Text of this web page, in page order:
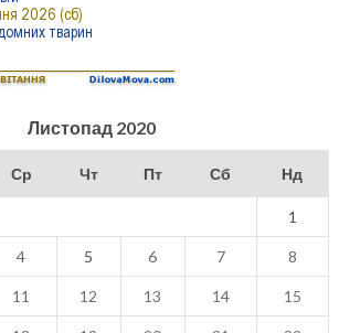
Листопад 2020
Ср Чт Пт Сб Нд
1
4 5 6 7 8
11 12 13 14 15